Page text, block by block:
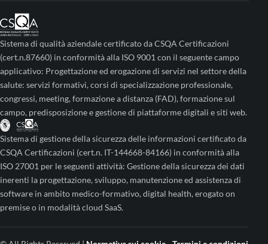
Sistema di qualità aziendale certificato da CSQA Certificazioni
(cert.n.87660) in conformità alla ISO 9001 con il seguente campo
applicativo: Progettazione ed erogazione di servizi nel settore della
salute: servizi formativi, corsi di specializzazione professionale,
congressi, meeting, formazione a distanza (FAD), formazione sul
campo, predisposizione e gestione di piattaforme digitali e siti web.
Sistema di gestione della sicurezza delle informazioni certificato da
CSQA Certificazioni (cert.n. IT-144668-84166) in conformità alla
ISO 27001 per le seguenti attività: Gestione della sicurezza dei dati
inerenti la progettazione, sviluppo, manutenzione ed assistenza di
software in ambito medico-formativo, digital health, erogato on
premise o in modalità cloud SaaS.